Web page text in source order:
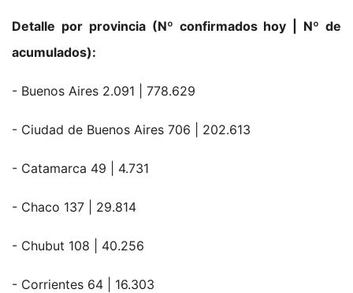
Detalle por provincia (Nº confirmados hoy | Nº de
acumulados):
- Buenos Aires 2.091 | 778.629
- Ciudad de Buenos Aires 706 | 202.613
- Catamarca 49 | 4.731
- Chaco 137 | 29.814
- Chubut 108 | 40.256
- Corrientes 64 | 16.303